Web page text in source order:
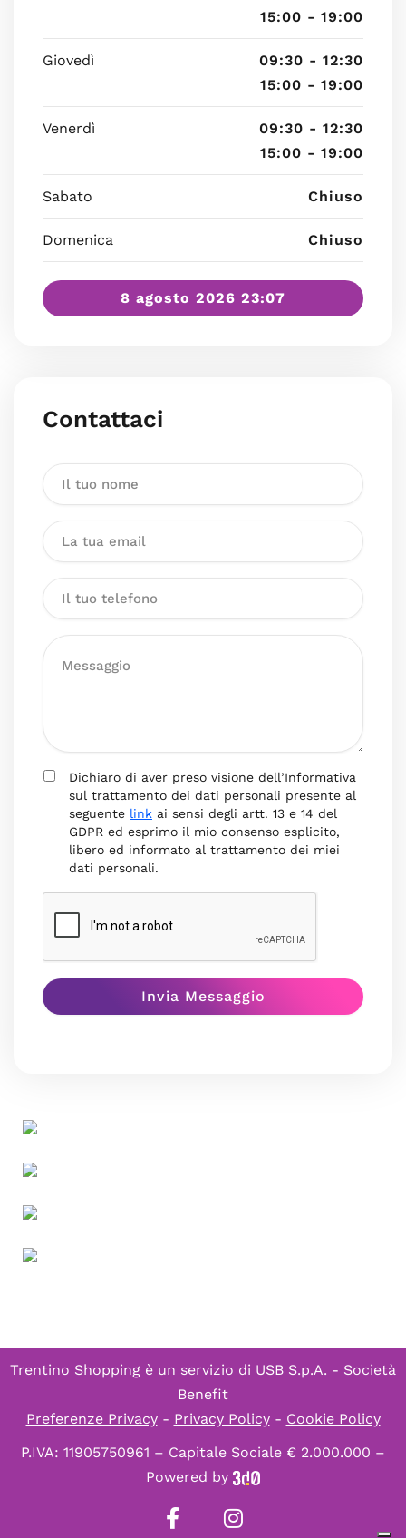
15:00 - 19:00
Giovedì
09:30 - 12:30
15:00 - 19:00
Venerdì
09:30 - 12:30
15:00 - 19:00
Sabato Chiuso
Domenica Chiuso
8 agosto 2026 23:07
Contattaci
Dichiaro di aver preso visione dell’Informativa
sul trattamento dei dati personali presente al
seguente link ai sensi degli artt. 13 e 14 del
GDPR ed esprimo il mio consenso esplicito,
libero ed informato al trattamento dei miei
dati personali.
Trentino Shopping è un servizio di USB S.p.A. - Società
Benefit
Preferenze Privacy- Privacy Policy- Cookie Policy
P.IVA: 11905750961 – Capitale Sociale € 2.000.000 –
Powered by